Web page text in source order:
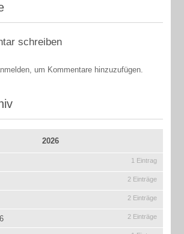
schreiben
um Kommentare hinzuzufügen.
2026
1 Eintrag
2 Einträge
2 Einträge
2 Einträge